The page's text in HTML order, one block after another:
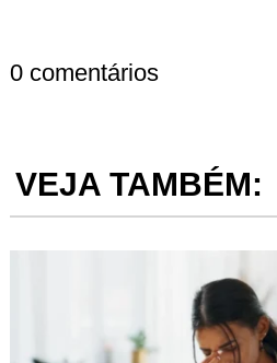
0 comentários
VEJA TAMBÉM: